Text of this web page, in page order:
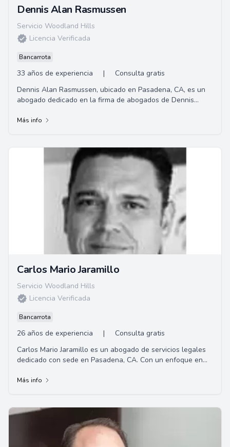
Dennis Alan Rasmussen
Servicio Woodland Hills
Licencia Verificada
Bancarrota
33 años de experiencia |
Consulta gratis
Dennis Alan Rasmussen, ubicado en Pasadena, CA, es un
abogado dedicado en la firma de abogados de Dennis
Más info
Carlos Mario Jaramillo
Servicio Woodland Hills
Licencia Verificada
Bancarrota
26 años de experiencia |
Consulta gratis
Carlos Mario Jaramillo es un abogado de servicios legales
dedicado con sede en Pasadena, CA. Con un enfoque en
Más info